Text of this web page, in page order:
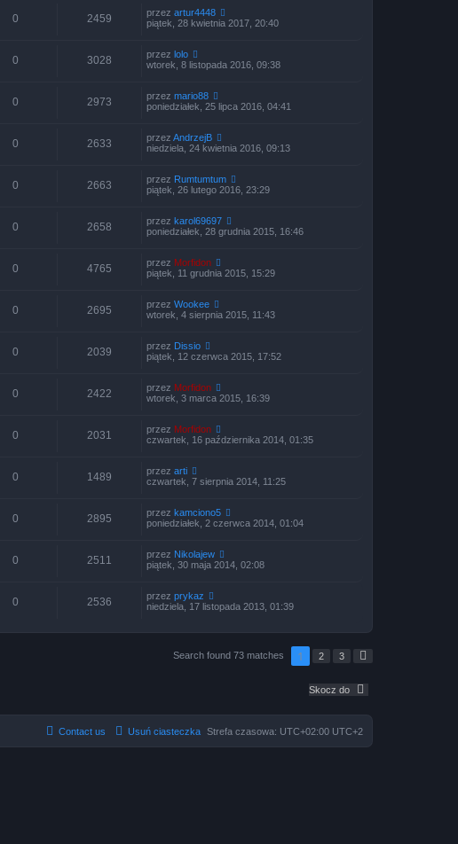
0 2459 przez artur4448
piątek, 28 kwietnia 2017, 20:40
0 3028 przez lolo
wtorek, 8 listopada 2016, 09:38
0 2973 przez mario88
poniedziałek, 25 lipca 2016, 04:41
0 2633 przez AndrzejB
niedziela, 24 kwietnia 2016, 09:13
0 2663 przez Rumtumtum
piątek, 26 lutego 2016, 23:29
0 2658 przez karol69697
poniedziałek, 28 grudnia 2015, 16:46
0 4765 przez Morfidon
piątek, 11 grudnia 2015, 15:29
0 2695 przez Wookee
wtorek, 4 sierpnia 2015, 11:43
0 2039 przez Dissio
piątek, 12 czerwca 2015, 17:52
0 2422 przez Morfidon
wtorek, 3 marca 2015, 16:39
0 2031 przez Morfidon
czwartek, 16 października 2014, 01:35
0 1489 przez arti
czwartek, 7 sierpnia 2014, 11:25
0 2895 przez kamciono5
poniedziałek, 2 czerwca 2014, 01:04
0 2511 przez Nikolajew
piątek, 30 maja 2014, 02:08
0 2536 przez prykaz
niedziela, 17 listopada 2013, 01:39
Search found 73 matches 1 2 3
Skocz do
Strefa czasowa: UTC+02:00 UTC+2
Usuń ciasteczka
Contact us